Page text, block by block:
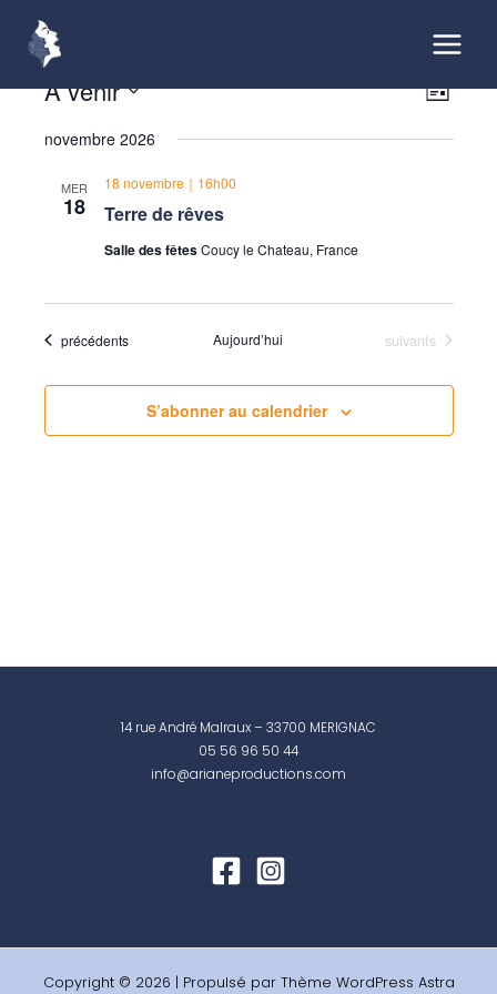
contenu
Navigation
Liste
À venir
une
novembre 2026
MER
18 Terre de rêves
18 novembre｜16h00
Salle des fêtesCoucy le Chateau, France
Évènements
précédents Aujourd’hui Évènements
suivants
S’abonner au calendrier
14 rue André Malraux – 33700 MERIGNAC
05 56 96 50 44
info@arianeproductions.com
Copyright © 2026 | Propulsé par Thème WordPress Astra